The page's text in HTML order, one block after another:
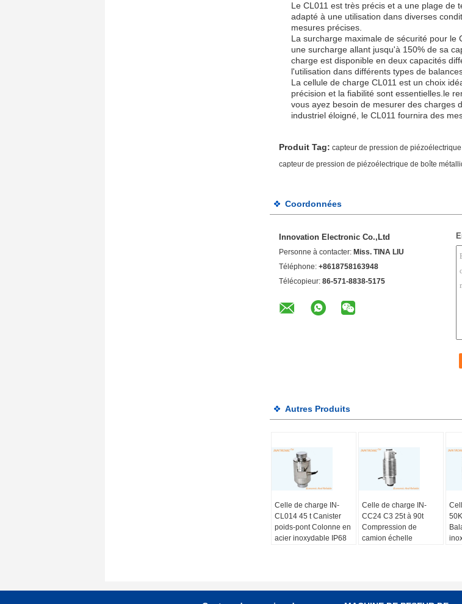
Le CL011 est très précis et a une plage de
adapté à une utilisation dans diverses
mesures précises.
La surcharge maximale de sécurité pour le
une surcharge allant jusqu'à 150% de sa
charge est disponible en deux capacités
l'utilisation dans différents types de
La cellule de charge CL011 est un choix
précision et la fiabilité sont essentielles.le
vous ayez besoin de mesurer des charges
industriel éloigné, le CL011 fournira des
Produit Tag: capteur de pression de
capteur de pression de piézoélectrique de boîte
Coordonnées
Innovation Electronic Co.,Ltd
Personne à contacter: Miss. TINA LIU
Téléphone: +8618758163948
Télécopieur: 86-571-8838-5175
Autres Produits
Celle de charge IN-
CL014 45 t Canister
poids-pont Colonne en
acier inoxydable IP68
Celle de charge IN-
CC24 C3 25t à 90t
Compression de
camion échelle